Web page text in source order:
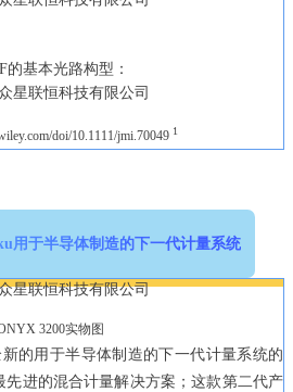
基本光路构型：
doi/10.1111/jmi.70049 1
用于半导体制造的下一代计量系统
3200实物图
的用于半导体制造的下一代计量系统的
先进的混合计量解决方案；这款第二代产